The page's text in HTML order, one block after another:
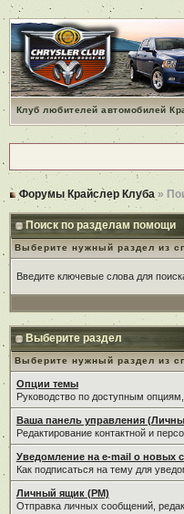
Клуб любителей автомобилей
Форумы Крайслер Клуба »
Поиск по разделам помощи
Выберите нужный раздел из
Введите ключевые слова для
Выберите раздел
Выберите нужный раздел из
Опции темы
Руководство по доступным
Ваша панель управления
Редактирование контактной и
Уведомление на e-mail о новых
Как подписаться на тему для
Личный ящик (PM)
Отправка личных сообщений,